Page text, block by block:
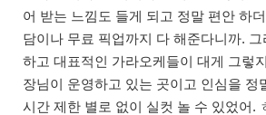
어 받는 느낌도 들게 되고 정말 편안 하
담이나 무료 픽업까지 다 해준다니까.
하고 대표적인 가라오케들이 대게 그렇
장님이 운영하고 있는 곳이고 인심을 정
시간 제한 별로 없이 실컷 놀 수 있었어.